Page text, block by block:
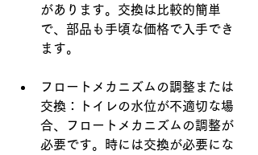
があります。交換は比較的簡単
で、部品も手頃な価格で入手でき
ます。
フロートメカニズムの調整または
交換：トイレの水位が不適切な場
合、フロートメカニズムの調整が
必要です。時には交換が必要にな